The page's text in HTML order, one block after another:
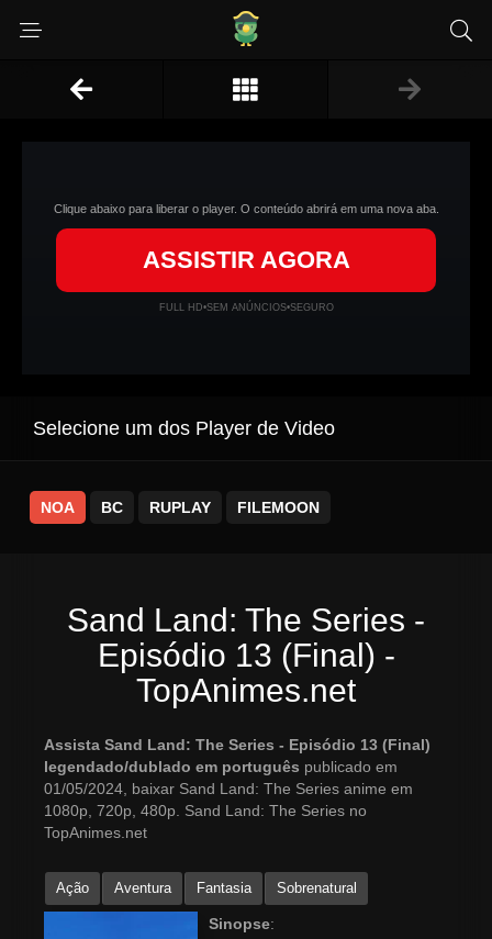
Clique abaixo para liberar o player. O conteúdo abrirá em uma nova aba.
ASSISTIR AGORA
FULL HD•SEM ANÚNCIOS•SEGURO
Selecione um dos Player de Video
NOA BC RUPLAY FILEMOON
Sand Land: The Series -
Episódio 13 (Final) -
TopAnimes.net
Assista Sand Land: The Series - Episódio 13 (Final)
legendado/dublado em português publicado em
01/05/2024, baixar Sand Land: The Series anime em
1080p, 720p, 480p. Sand Land: The Series no
TopAnimes.net
Ação Aventura Fantasia Sobrenatural
Sinopse: